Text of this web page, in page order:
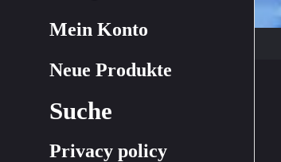
Mein Konto
Neue Produkte
Suche
Privacy policy